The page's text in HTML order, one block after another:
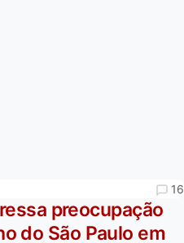
16
preocupação
do São Paulo em